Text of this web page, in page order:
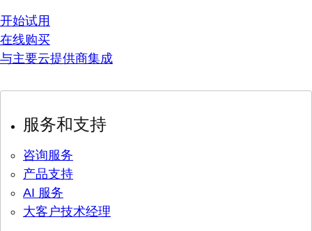
开始试用
在线购买
与主要云提供商集成
服务和支持
咨询服务
产品支持
AI 服务
大客户技术经理